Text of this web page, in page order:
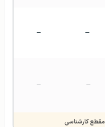
–
–
–
–
مقطع کارشناسی